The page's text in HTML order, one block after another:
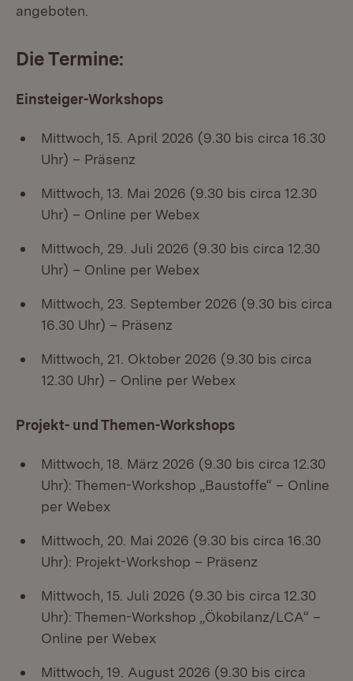
angeboten.
Die Termine:
Einsteiger-Workshops
Mittwoch, 15. April 2026 (9.30 bis circa 16.30
Uhr) – Präsenz
Mittwoch, 13. Mai 2026 (9.30 bis circa 12.30
Uhr) – Online per Webex
Mittwoch, 29. Juli 2026 (9.30 bis circa 12.30
Uhr) – Online per Webex
Mittwoch, 23. September 2026 (9.30 bis circa
16.30 Uhr) – Präsenz
Mittwoch, 21. Oktober 2026 (9.30 bis circa
12.30 Uhr) – Online per Webex
Projekt- und Themen-Workshops
Mittwoch, 18. März 2026 (9.30 bis circa 12.30
Uhr): Themen-Workshop „Baustoffe“ – Online
per Webex
Mittwoch, 20. Mai 2026 (9.30 bis circa 16.30
Uhr): Projekt-Workshop – Präsenz
Mittwoch, 15. Juli 2026 (9.30 bis circa 12.30
Uhr): Themen-Workshop „Ökobilanz/LCA“ –
Online per Webex
Mittwoch, 19. August 2026 (9.30 bis circa